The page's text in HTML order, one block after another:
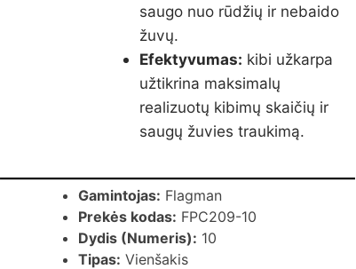
saugo nuo rūdžių ir nebaido
žuvų.
Efektyvumas: kibi užkarpa
užtikrina maksimalų
realizuotų kibimų skaičių ir
saugų žuvies traukimą.
Gamintojas: Flagman
Prekės kodas: FPC209-10
Dydis (Numeris): 10
Tipas: Vienšakis